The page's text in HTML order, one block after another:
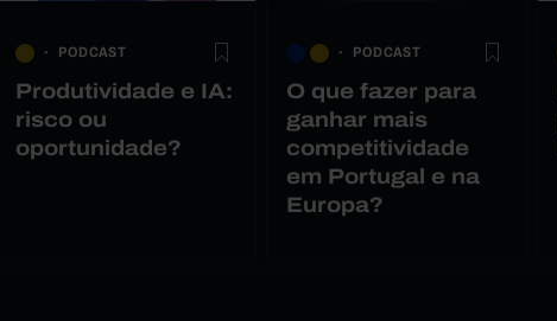
PODCAST
Produtividade e IA:
risco ou
oportunidade?
PODCAST
O que fazer para
ganhar mais
competitividade
em Portugal e na
Europa?